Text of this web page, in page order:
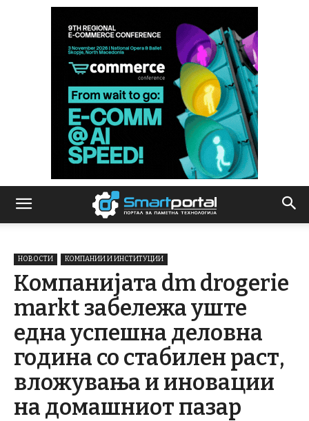
НОВОСТИ КОМПАНИИ И ИНСТИТУЦИИ
Компанијата dm drogerie
markt забележа уште
една успешна деловна
година со стабилен раст,
вложувања и иновации
на домашниот пазар